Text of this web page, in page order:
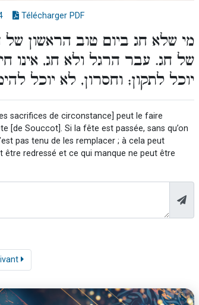
Télécharger PDF
מי שלא חג ביום טוב הראשון של
של חג. עבר הרגל ולא חג, אינו
יוכל לתקון; וחסרון, לא יוכל
sacrifices de circonstance] peut le faire
[de Souccot]. Si la fête est passée, sans qu’on
pas tenu de les remplacer ; à cela peut
être redressé et ce qui manque ne peut être